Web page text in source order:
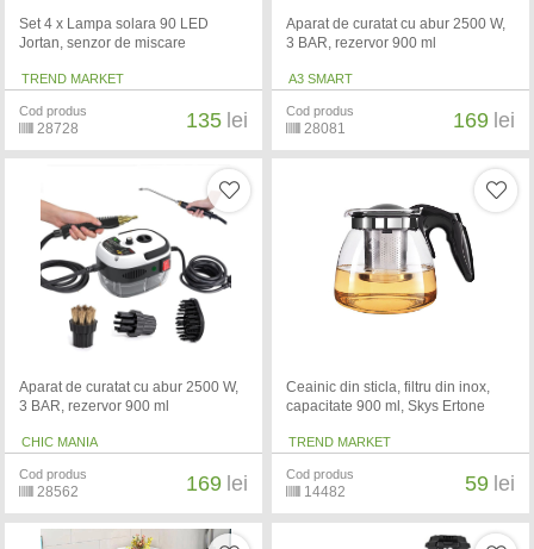
Set 4 x Lampa solara 90 LED
Jortan, senzor de miscare
TREND MARKET
Cod produs
28728 135 lei
Aparat de curatat cu abur 2500 W,
3 BAR, rezervor 900 ml
A3 SMART
Cod produs
28081 169 lei
Aparat de curatat cu abur 2500 W,
3 BAR, rezervor 900 ml
CHIC MANIA
Cod produs
28562 169 lei
Ceainic din sticla, filtru din inox,
capacitate 900 ml, Skys Ertone
TREND MARKET
Cod produs
14482 59 lei